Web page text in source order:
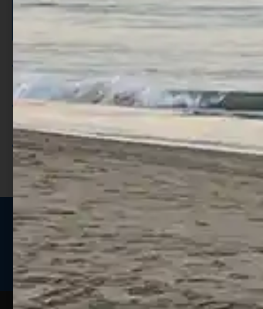
ISCRIVITI E RICEVI 3,50€ DI
SCONTO >
Per ogni acquisto accumuli ulteriori
punti;
Utilizza i punti per ricevere uno
sconto;
I punti sono indicati nella pagina
prodotto;
Seguici sui social